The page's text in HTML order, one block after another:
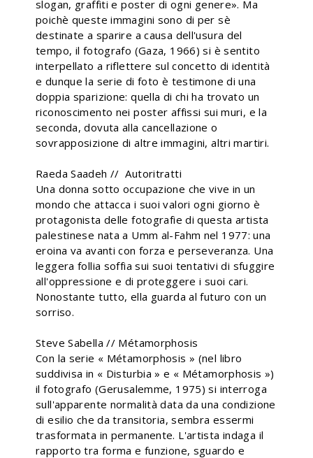
slogan, graffiti e poster di ogni genere». Ma
poichè queste immagini sono di per sè
destinate a sparire a causa dell'usura del
tempo, il fotografo (Gaza, 1966) si è sentito
interpellato a riflettere sul concetto di identità
e dunque la serie di foto è testimone di una
doppia sparizione: quella di chi ha trovato un
riconoscimento nei poster affissi sui muri, e la
seconda, dovuta alla cancellazione o
sovrapposizione di altre immagini, altri martiri.
Raeda Saadeh // Autoritratti
Una donna sotto occupazione che vive in un
mondo che attacca i suoi valori ogni giorno è
protagonista delle fotografie di questa artista
palestinese nata a Umm al-Fahm nel 1977: una
eroina va avanti con forza e perseveranza. Una
leggera follia soffia sui suoi tentativi di sfuggire
all'oppressione e di proteggere i suoi cari.
Nonostante tutto, ella guarda al futuro con un
sorriso.
Steve Sabella // Métamorphosis
Con la serie « Métamorphosis » (nel libro
suddivisa in « Disturbia » e « Métamorphosis »)
il fotografo (Gerusalemme, 1975) si interroga
sull'apparente normalità data da una condizione
di esilio che da transitoria, sembra essermi
trasformata in permanente. L'artista indaga il
rapporto tra forma e funzione, sguardo e